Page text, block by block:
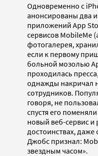
Одновременно с
анонсированы два
приложений App
сервисов MobileMe
фотогалерея,
если к первому
больной мозолью
проходилась
однажды накричал
сотрудников.
говоря, не
спустя его
новый веб-сервис и
достоинствах, даже
Джобс признал:
звездным часом».